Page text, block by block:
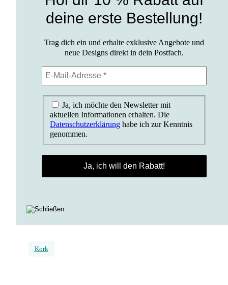
deine erste Bestellung!
Trag dich ein und erhalte exklusive Angebote und
neue Designs direkt in dein Postfach.
Ja, ich möchte den Newsletter mit
aktuellen Informationen erhalten. Die
Datenschutzerklärung habe ich zur Kenntnis
genommen.
Kork